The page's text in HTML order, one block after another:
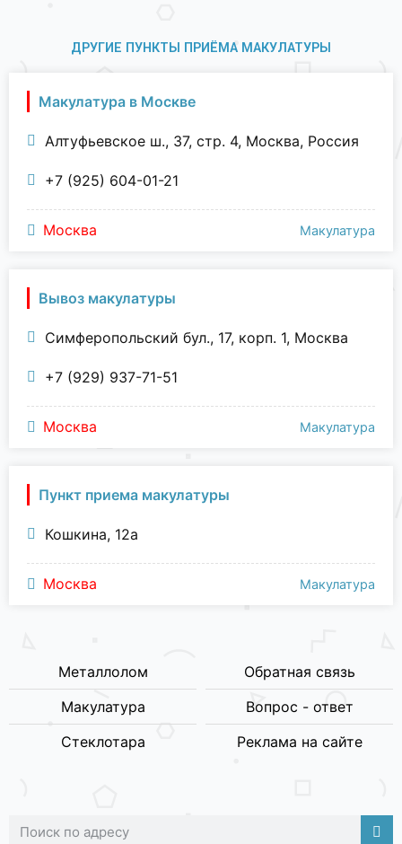
ДРУГИЕ ПУНКТЫ ПРИЁМА МАКУЛАТУРЫ
Макулатура в Москве
Алтуфьевское ш., 37, стр. 4, Москва, Россия
+7 (925) 604-01-21
Москва Макулатура
Вывоз макулатуры
Симферопольский бул., 17, корп. 1, Москва
+7 (929) 937-71-51
Москва Макулатура
Пункт приема макулатуры
Кошкина, 12а
Москва Макулатура
Металлолом
Макулатура
Стеклотара
Обратная связь
Вопрос - ответ
Реклама на сайте